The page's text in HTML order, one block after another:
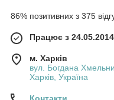
86% позитивних з 375
Працює з 24.05.2014
м. Харків
вул. Богдана
Харків, Україна